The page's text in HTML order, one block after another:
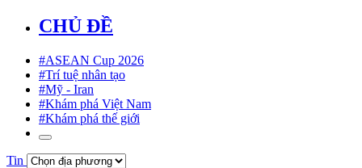
CHỦ ĐỀ
#ASEAN Cup 2026
#Trí tuệ nhân tạo
#Mỹ - Iran
#Khám phá Việt Nam
#Khám phá thế giới
Tin